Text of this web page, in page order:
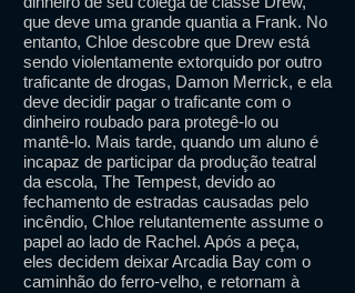
que deve uma grande quantia a Frank. No
entanto, Chloe descobre que Drew está
sendo violentamente extorquido por outro
traficante de drogas, Damon Merrick, e ela
deve decidir pagar o traficante com o
dinheiro roubado para protegê-lo ou
mantê-lo. Mais tarde, quando um aluno é
incapaz de participar da produção teatral
da escola, The Tempest, devido ao
fechamento de estradas causadas pelo
incêndio, Chloe relutantemente assume o
papel ao lado de Rachel. Após a peça,
eles decidem deixar Arcadia Bay com o
caminhão do ferro-velho, e retornam à